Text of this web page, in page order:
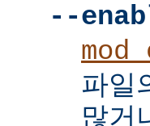
--
파일
많거